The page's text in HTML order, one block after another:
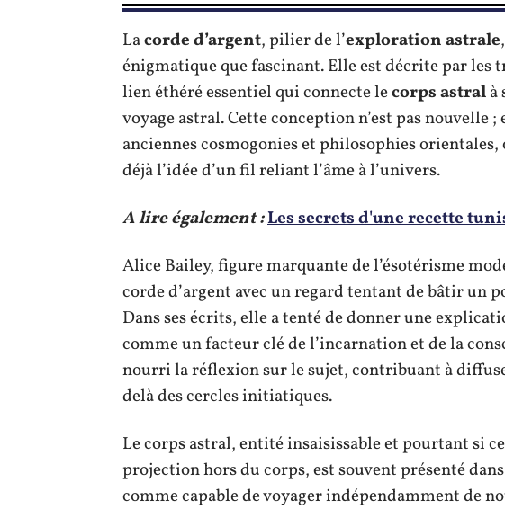
Lacorde d’argent, pilier de l’exploration astrale
énigmatique que fascinant. Elle est décrite par les
lien éthéré essentiel qui connecte lecorps astralà
voyage astral. Cette conception n’est pas nouvelle
anciennes cosmogonies et philosophies orientales,
déjà l’idée d’un fil reliant l’âme à l’univers.
A lire également :Les secrets d'une recette
Alice Bailey, figure marquante de l’ésotérisme
corde d’argent avec un regard tentant de bâtir un
Dans ses écrits, elle a tenté de donner une
comme un facteur clé de l’incarnation et de la
nourri la réflexion sur le sujet, contribuant à
delà des cercles initiatiques.
Le corps astral, entité insaisissable et pourtant si
projection hors du corps, est souvent présenté
comme capable de voyager indépendamment de